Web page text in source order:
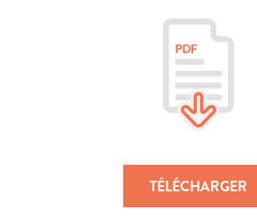
TÉLÉCHARGER